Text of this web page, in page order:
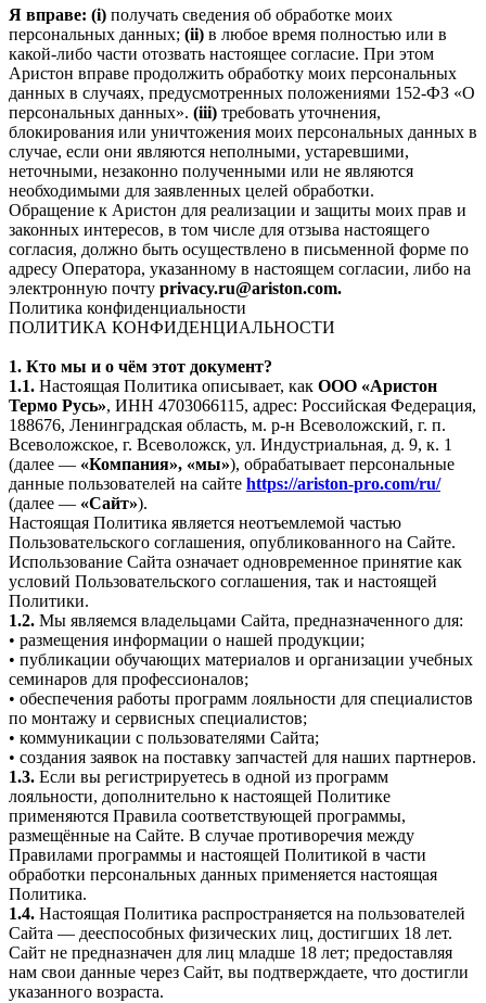
Я вправе: (i) получать сведения об обработке моих
персональных данных; (ii) в любое время полностью или в
какой-либо части отозвать настоящее согласие. При этом
Аристон вправе продолжить обработку моих персональных
данных в случаях, предусмотренных положениями 152-ФЗ «О
персональных данных». (iii) требовать уточнения,
блокирования или уничтожения моих персональных данных в
случае, если они являются неполными, устаревшими,
неточными, незаконно полученными или не являются
необходимыми для заявленных целей обработки.
Обращение к Аристон для реализации и защиты моих прав и
законных интересов, в том числе для отзыва настоящего
согласия, должно быть осуществлено в письменной форме по
адресу Оператора, указанному в настоящем согласии, либо на
электронную почту privacy.ru@ariston.com.
Политика конфиденциальности
ПОЛИТИКА КОНФИДЕНЦИАЛЬНОСТИ
1. Кто мы и о чём этот документ?
1.1. Настоящая Политика описывает, как ООО «Аристон
Термо Русь», ИНН 4703066115, адрес: Российская Федерация,
188676, Ленинградская область, м. р-н Всеволожский, г. п.
Всеволожское, г. Всеволожск, ул. Индустриальная, д. 9, к. 1
(далее — «Компания», «мы»), обрабатывает персональные
данные пользователей на сайте https://ariston-pro.com/ru/
(далее — «Сайт»).
Настоящая Политика является неотъемлемой частью
Пользовательского соглашения, опубликованного на Сайте.
Использование Сайта означает одновременное принятие как
условий Пользовательского соглашения, так и настоящей
Политики.
1.2. Мы являемся владельцами Сайта, предназначенного для:
• размещения информации о нашей продукции;
• публикации обучающих материалов и организации учебных
семинаров для профессионалов;
• обеспечения работы программ лояльности для специалистов
по монтажу и сервисных специалистов;
• коммуникации с пользователями Сайта;
• создания заявок на поставку запчастей для наших партнеров.
1.3. Если вы регистрируетесь в одной из программ
лояльности, дополнительно к настоящей Политике
применяются Правила соответствующей программы,
размещённые на Сайте. В случае противоречия между
Правилами программы и настоящей Политикой в части
обработки персональных данных применяется настоящая
Политика.
1.4. Настоящая Политика распространяется на пользователей
Сайта — дееспособных физических лиц, достигших 18 лет.
Сайт не предназначен для лиц младше 18 лет; предоставляя
нам свои данные через Сайт, вы подтверждаете, что достигли
указанного возраста.